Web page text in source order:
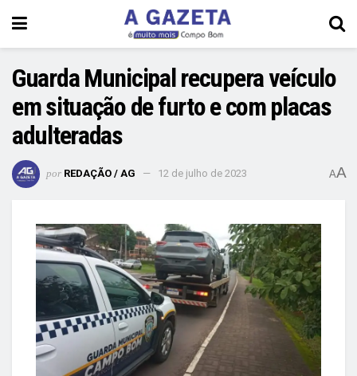
Guarda Municipal recupera veículo
em situação de furto e com placas
adulteradas
por REDAÇÃO / AG 12 de julho de 2023 AA